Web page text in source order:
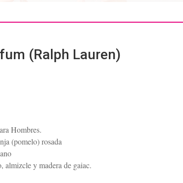
(Ralph Lauren)
Hombres.
(pomelo) rosada
almizcle y madera de gaiac.